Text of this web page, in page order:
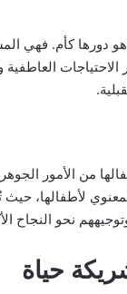
هو دورها كأم.
الاحتياجات
من الأمور
لأطفالها، حيث
نحو النجاح
حياة